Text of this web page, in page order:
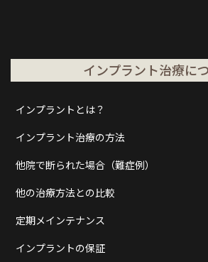
インプラント治療に
インプラントとは？
インプラント治療の方法
他院で断られた場合（難症例）
他の治療方法との比較
定期メインテナンス
インプラントの保証